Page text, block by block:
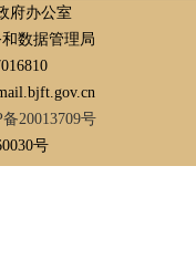
府办公室
数据管理局
20013709号
号